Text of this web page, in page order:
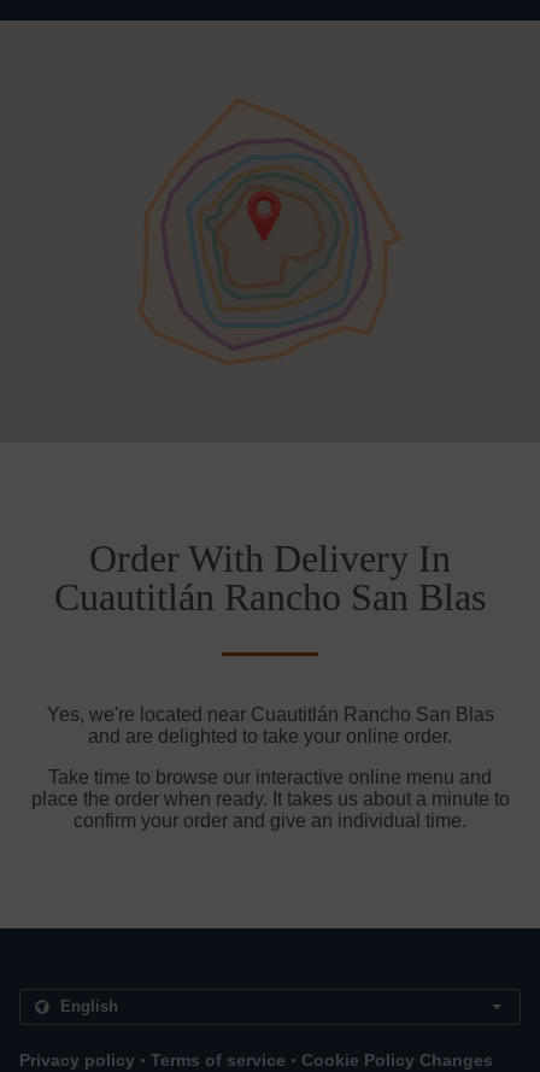
Order With Delivery In
Cuautitlán Rancho San Blas
Yes, we're located near Cuautitlán Rancho San Blas
and are delighted to take your online order.
Take time to browse our interactive online menu and
place the order when ready. It takes us about a minute to
confirm your order and give an individual time.
Privacy policy . Terms of service . Cookie Policy Changes